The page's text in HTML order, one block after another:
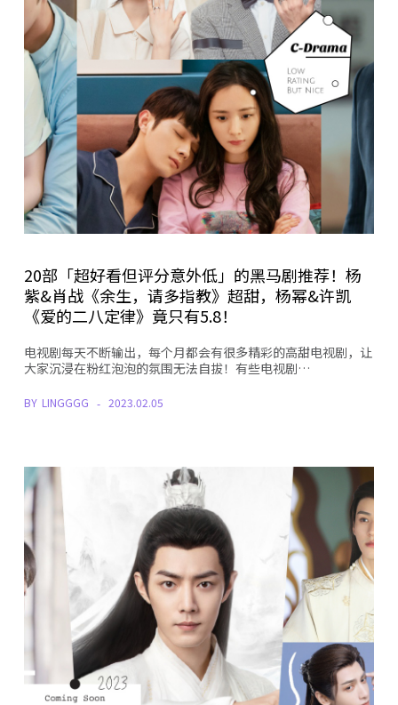
20部「超好看但评分意外低」的黑马剧推荐！杨
紫&肖战《余生，请多指教》超甜，杨幂&许凯
《爱的二八定律》竟只有5.8！
电视剧每天不断输出，每个月都会有很多精彩的高甜电视剧，让
大家沉浸在粉红泡泡的氛围无法自拔！有些电视剧…
BY LINGGGG 2023.02.05